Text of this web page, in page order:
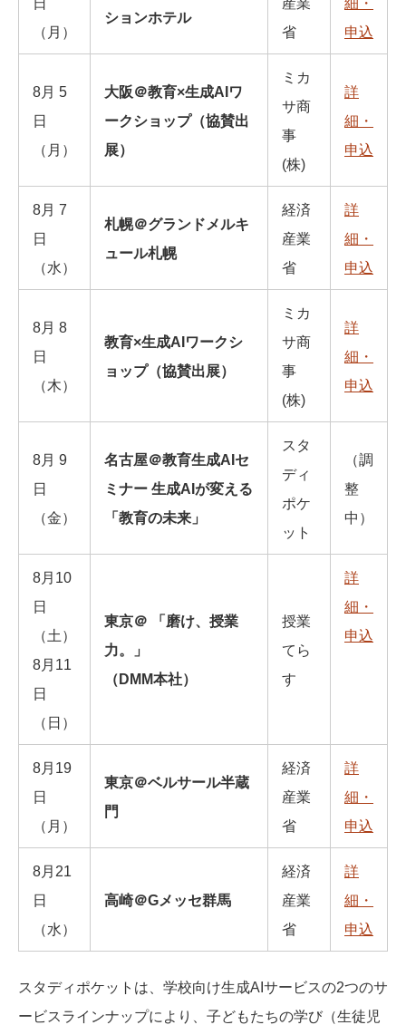
⽇
（⽉）
ションホテル
産業
省
細・
申込
8月 5
日
（月）
大阪＠教育×生成AIワ
ークショップ（協賛出
展）
ミカ
サ商
事
(株)
詳
細・
申込
8⽉ 7
⽇
（⽔）
札幌＠グランドメルキ
ュール札幌
経済
産業
省
詳
細・
申込
8⽉ 8
⽇
（木）
教育×生成AIワークシ
ョップ（協賛出展）
ミカ
サ商
事
(株)
詳
細・
申込
8月 9
日
（金）
名古屋＠教育生成AIセ
ミナー 生成AIが変える
「教育の未来」
スタ
ディ
ポケ
ット
（調
整
中）
8月10
日
（土）
8月11
日
（日）
東京＠ 「磨け、授業
力。」
（DMM本社）
授業
てら
す
詳
細・
申込
8⽉19
⽇
（⽉）
東京＠ベルサール半蔵
⾨
経済
産業
省
詳
細・
申込
8⽉21
⽇
（⽔）
⾼崎＠Gメッセ群⾺
経済
産業
省
詳
細・
申込
スタディポケットは、学校向け生成AIサービスの2つのサ
ービスラインナップにより、子どもたちの学び（生徒児